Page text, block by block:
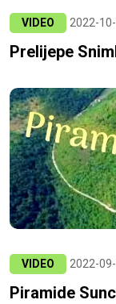
VIDEO 2022-
Prelijepe
VIDEO 2022-
Piramide